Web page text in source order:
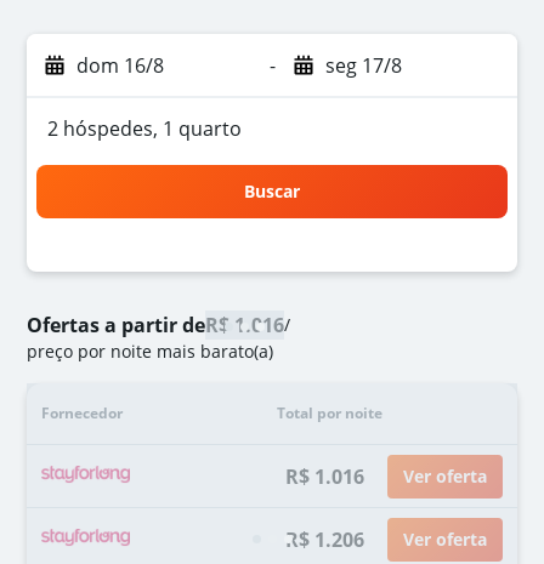
dom 16/8 - seg 17/8
2 hóspedes, 1 quarto
Buscar
Ofertas a partir deR$ 1.016/
preço por noite mais barato(a)
Fornecedor Total por noite
R$ 1.016 Ver oferta
R$ 1.206 Ver oferta